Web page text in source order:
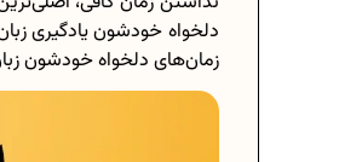
دلخواه خودشون یادگیری
زمان‌های دلخواه خودشون